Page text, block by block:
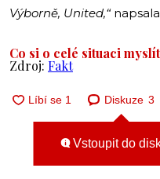
Výborně, United,“
Co si o celé situaci
Zdroj: Fakt
Diskuze 3
Vstoupit do